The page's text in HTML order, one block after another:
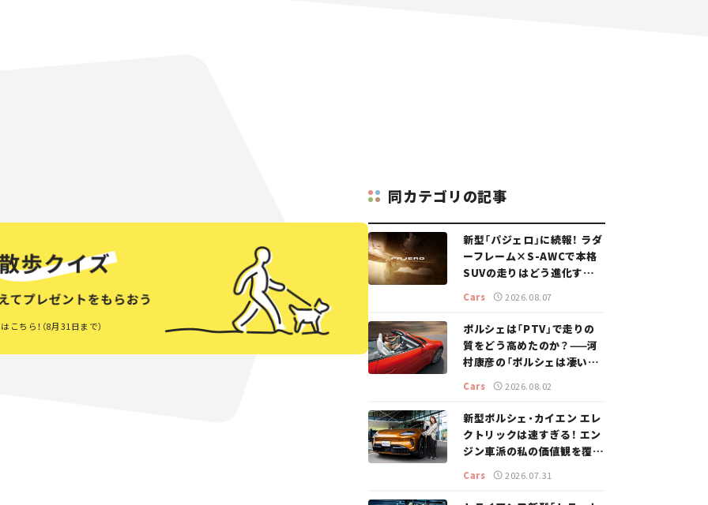
こちら！（8月31日まで）
同カテゴリの記事
新型「パジェロ」に続報！ ラダ
ーフレーム×S-AWCで本格
SUVの走りはどう進化する？
【新車ニュース】
Cars 2026.08.07
ポルシェは「PTV」で走りの
質をどう高めたのか？——河
村康彦の「ポルシェは凄い！」
Cars 2026.08.02
新型ポルシェ・カイエン エレ
クトリックは速すぎる！ エン
ジン車派の私の価値観を覆し
た、新しいポルシェの走り。
Cars 2026.07.31